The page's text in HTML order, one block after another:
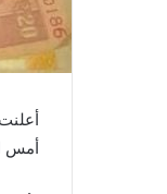
أمس